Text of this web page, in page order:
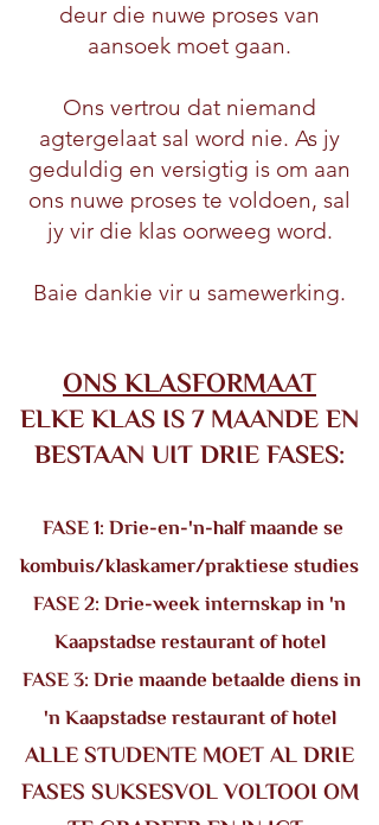
deur die nuwe proses van
aansoek moet gaan.
Ons vertrou dat niemand
agtergelaat sal word nie. As jy
geduldig en versigtig is om aan
ons nuwe proses te voldoen, sal
jy vir die klas oorweeg word.
Baie dankie vir u samewerking.
ONS KLASFORMAAT
ELKE KLAS IS 7 MAANDE EN
BESTAAN UIT DRIE FASES:
FASE 1: Drie-en-'n-half maande se
kombuis/klaskamer/praktiese studies
FASE 2: Drie-week internskap in 'n
Kaapstadse restaurant of hotel
FASE 3: Drie maande betaalde diens in
'n Kaapstadse restaurant of hotel
ALLE STUDENTE MOET AL DRIE
FASES SUKSESVOL VOLTOOI OM